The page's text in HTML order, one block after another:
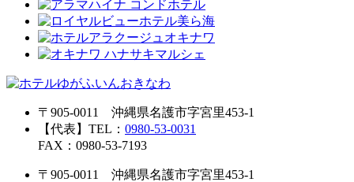
〒905-0011 沖縄県名護市字宮里453-1
【代表】TEL： 0980-53-0031
FAX：0980-53-7193
〒905-0011 沖縄県名護市字宮里453-1